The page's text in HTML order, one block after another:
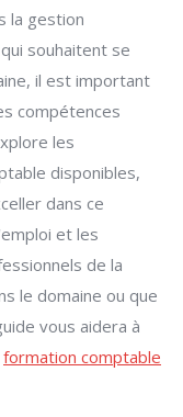
la gestion
souhaitent se
il est important
compétences
les
disponibles,
dans ce
et les
de la
le domaine ou que
vous aidera à
formation comptable